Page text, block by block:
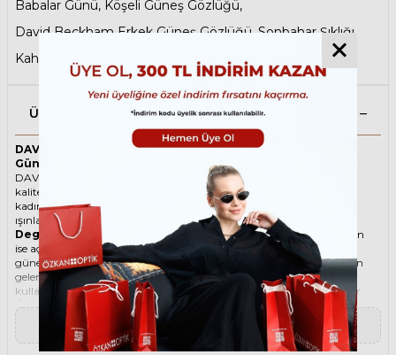
Babalar Günü, Köşeli Güneş Gözlüğü,
David Beckham Erkek Güneş Gözlüğü,Sonbahar Şıklığı
Kahverengi Güneş Gözlüğü
Ürün Açıklaması
DAVID BECKHAM 1007/S 40G9K 49 Kahverengi Unisex
Güneş Gözlüğü
DAVID BECKHAM ikonik Köşeli Asetat güneş gözlüğü, tarzı ve
kaliteli malzemesi ile göz alıcı bir aksesuar. Hem erkekler hem de
kadınlar için uygun olan bu güneş gözlüğü, güneşin zararlı
ışınlarından korunmanızı sağlarken, stilinizi de yansıtır.
Degradeli güneş gözlüğü, camın üst kısmının koyu, alt kısmının
ise açık renkli olduğu bir güneş gözlüğü türüdür. Bu sayede, hem
güneş ışınlarının yüzünüze çarpmasını engeller hem de alt kısımdan
gelen ışığı daha net görmenizi sağlar. Degradeli güneş gözlüğü
kullanmak, hem görüş kalitenizi artırır hem de göz sağlığınızı korur.
Ürün Faydaları
• DAVID BECKHAM 1007/S 40G9K 49 Kahverengi Unisex güneş
gözlüğü, yüksek kaliteli Asetat çerçeveye ve Organik lense sahiptir.
Bu malzemeler, güneş gözlüğünüzün uzun ömürlü, dayanıklı ve
▼ Devamını Oku